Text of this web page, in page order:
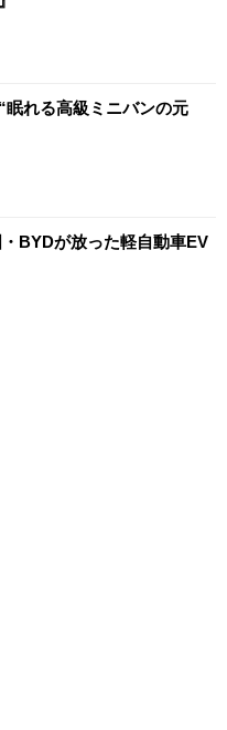
眠れる高級ミニバンの元
BYDが放った軽自動車EV